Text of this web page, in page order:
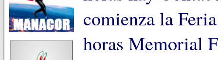
comienza la
horas Memorial